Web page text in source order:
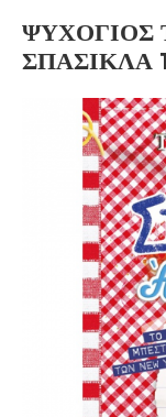
ΨΥΧΟΓΙΟΣ
ΣΠΑΣΙΚΛΑ